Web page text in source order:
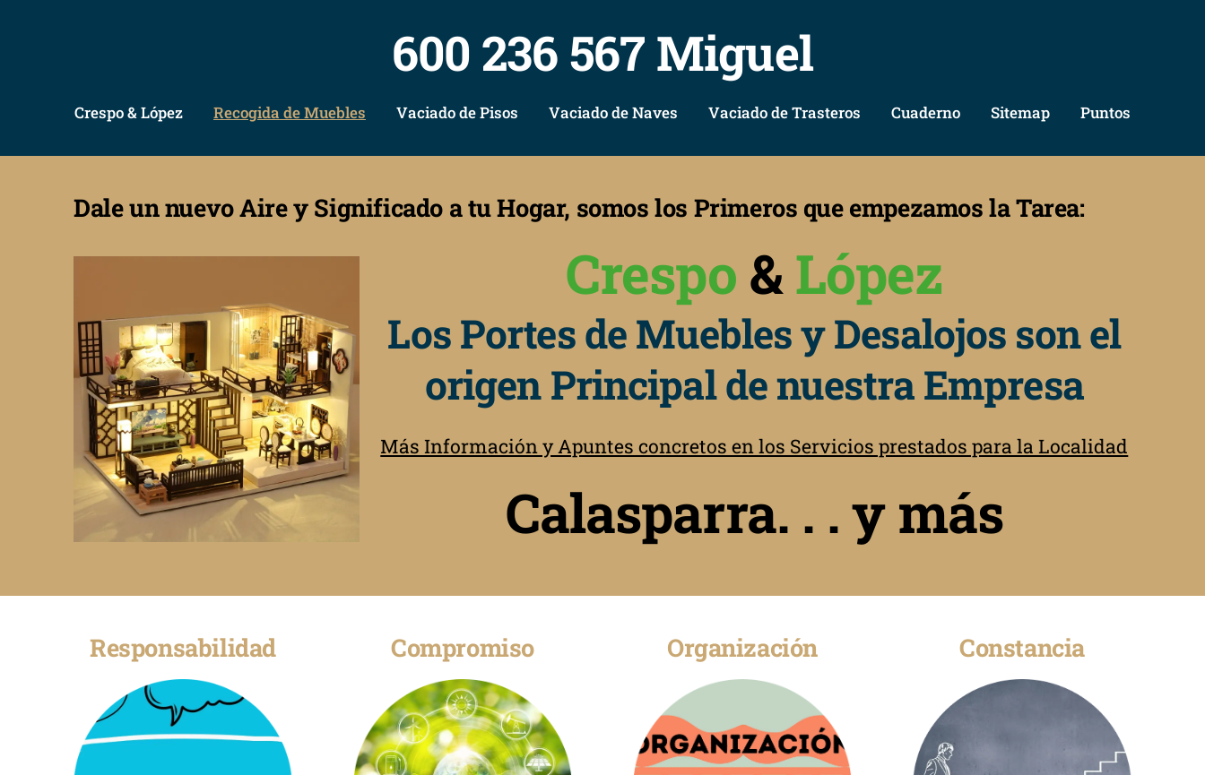
600 236 567 Miguel
Crespo & López Recogida de Muebles Vaciado de Pisos Vaciado de Naves Vaciado de Trasteros Cuaderno Sitemap Puntos
Dale un nuevo Aire y Significado a tu Hogar, somos los Primeros que empezamos la Tarea:
Crespo &López
Los Portes de Muebles y Desalojos son el
origen Principal de nuestra Empresa
Más Información y Apuntes concretos en los Servicios prestados para la Localidad
Calasparra. . . y más
Responsabilidad Compromiso Organización Constancia